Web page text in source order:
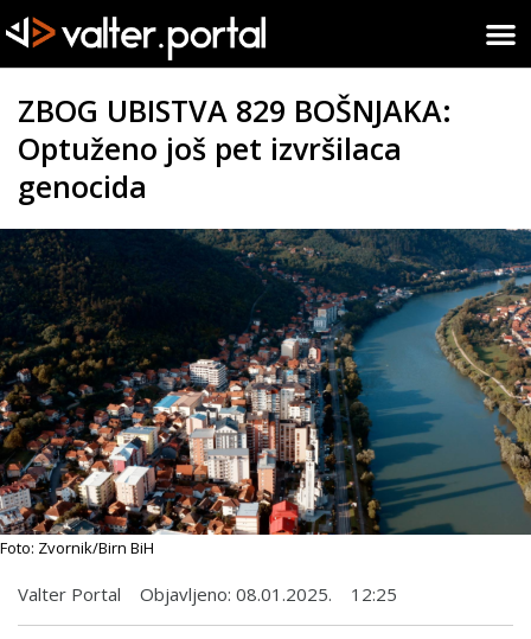
ZBOG UBISTVA 829 BOŠNJAKA:
Optuženo još pet izvršilaca
genocida
Foto: Zvornik/Birn BiH
Valter Portal Objavljeno: 08.01.2025. 12:25